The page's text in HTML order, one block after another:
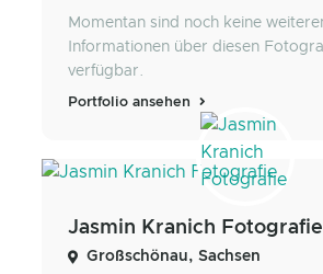
Momentan sind noch keine
Informationen über diesen
verfügbar.
Portfolio ansehen
Jasmin Kranich Fotografie
Großschönau, Sachsen